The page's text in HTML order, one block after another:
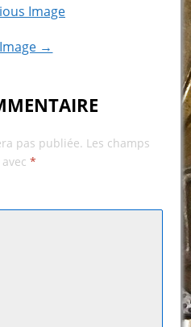
Image
→
pas publiée. Les champs
*